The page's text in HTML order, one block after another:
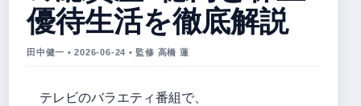
優待生活を徹底解説
田中健一 • 2026-06-24 • 監修 高橋 蓮
テレビのバラエティ番組で、